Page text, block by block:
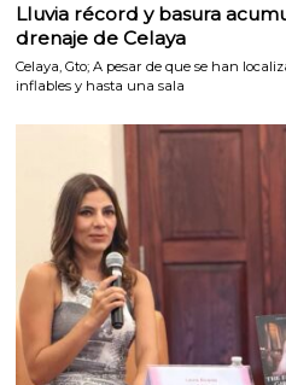
Lluvia récord y basura
drenaje de Celaya
Celaya, Gto; A pesar de que se han
inflables y hasta una sala